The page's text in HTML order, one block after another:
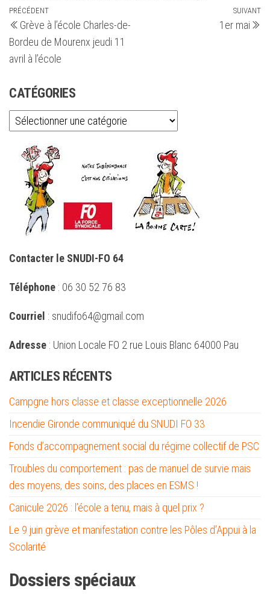
Navigation
de
l’article
Article
précédent
PRÉCÉDENT
Grève à l’école Charles-de-
Bordeu de Mourenx jeudi 11
avril à l’école
SUIVANT
1er mai
CATÉGORIES
Catégories
Contacter le SNUDI-FO 64
Téléphone : 06 30 52 76 83
Courriel : snudifo64@gmail.com
Adresse : Union Locale FO 2 rue Louis Blanc 64000 Pau
ARTICLES RÉCENTS
Campgne hors classe et classe exceptionnelle 2026
Incendie Gironde communiqué du SNUDI FO 33
Fonds d’accompagnement social du régime collectif de PSC
Troubles du comportement : pas de manuel de survie mais
des moyens, des soins, des places en ESMS !
Canicule 2026 : l’école a tenu, mais à quel prix ?
Le 9 juin grève et manifestation contre les Pôles d’Appui à la
Scolarité
Dossiers spéciaux